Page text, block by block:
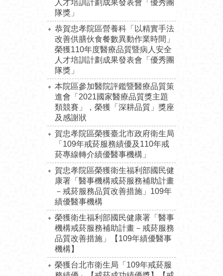
人才培訓計劃成果發表會「優秀團
隊獎」
恭賀忠孝院區營養科「以精實手法
改善供膳伙食餐數異動作業時間」
榮獲110年度醫療品質暨病人安全
人才培訓計劃成果發表會「優秀團
隊獎」
本院區參加醫院評鑑暨醫療品質策
進會「2021國家醫療品質獎主題
類競賽」，榮獲「深耕品質」獎座
及感謝狀
賀忠孝院區榮獲臺北市政府衛生局
「109年戒菸服務績優及110年戒
菸專線轉介績優醫事機構」
賀忠孝院區榮獲衛生福利部國民健
康署「醫事機構戒菸服務補助計畫
－戒菸服務品質改善措施」109年
績優醫事機構
榮獲衛生福利部國民健康署「醫事
機構戒菸服務補助計畫－戒菸服務
品質改善措施」【109年績優醫事
機構】
榮獲台北市衛生局「109年戒菸服